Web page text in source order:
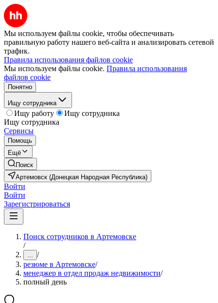
Мы используем файлы cookie, чтобы обеспечивать
правильную работу нашего веб-сайта и анализировать сетевой
трафик.
Правила использования файлов cookie
Мы используем файлы cookie. Правила использования
файлов cookie
Понятно
Ищу сотрудника
Ищу работу
Ищу сотрудника
Ищу сотрудника
Сервисы
Помощь
Ещё
Поиск
Артемовск (Донецкая Народная Республика)
Войти
Войти
Зарегистрироваться
Поиск сотрудников в Артемовске
/
... /
резюме в Артемовске/
менеджер в отдел продаж недвижимости/
полный день